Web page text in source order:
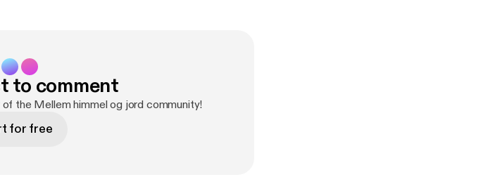
Musik: Frej Levin.
to comment
the Mellem himmel og jord community!
for free